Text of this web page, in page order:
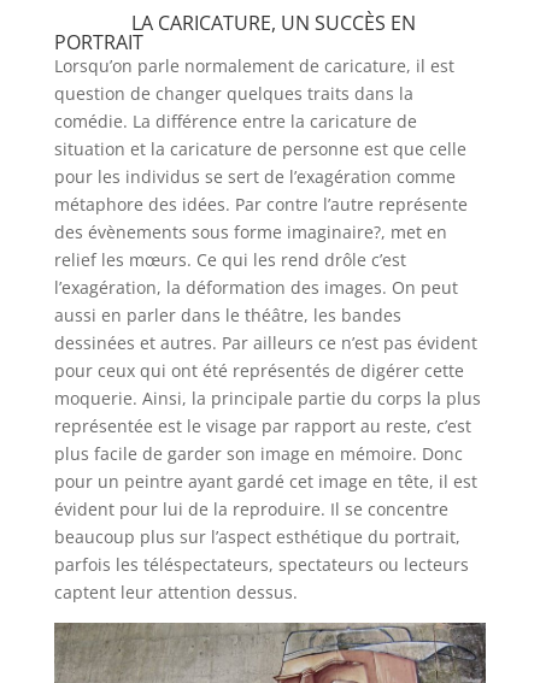
LA CARICATURE, UN SUCCÈS EN
PORTRAIT
Lorsqu’on parle normalement de caricature, il est
question de changer quelques traits dans la
comédie. La différence entre la caricature de
situation et la caricature de personne est que celle
pour les individus se sert de l’exagération comme
métaphore des idées. Par contre l’autre représente
des évènements sous forme imaginaire?, met en
relief les mœurs. Ce qui les rend drôle c’est
l’exagération, la déformation des images. On peut
aussi en parler dans le théâtre, les bandes
dessinées et autres. Par ailleurs ce n’est pas évident
pour ceux qui ont été représentés de digérer cette
moquerie. Ainsi, la principale partie du corps la plus
représentée est le visage par rapport au reste, c’est
plus facile de garder son image en mémoire. Donc
pour un peintre ayant gardé cet image en tête, il est
évident pour lui de la reproduire. Il se concentre
beaucoup plus sur l’aspect esthétique du portrait,
parfois les téléspectateurs, spectateurs ou lecteurs
captent leur attention dessus.